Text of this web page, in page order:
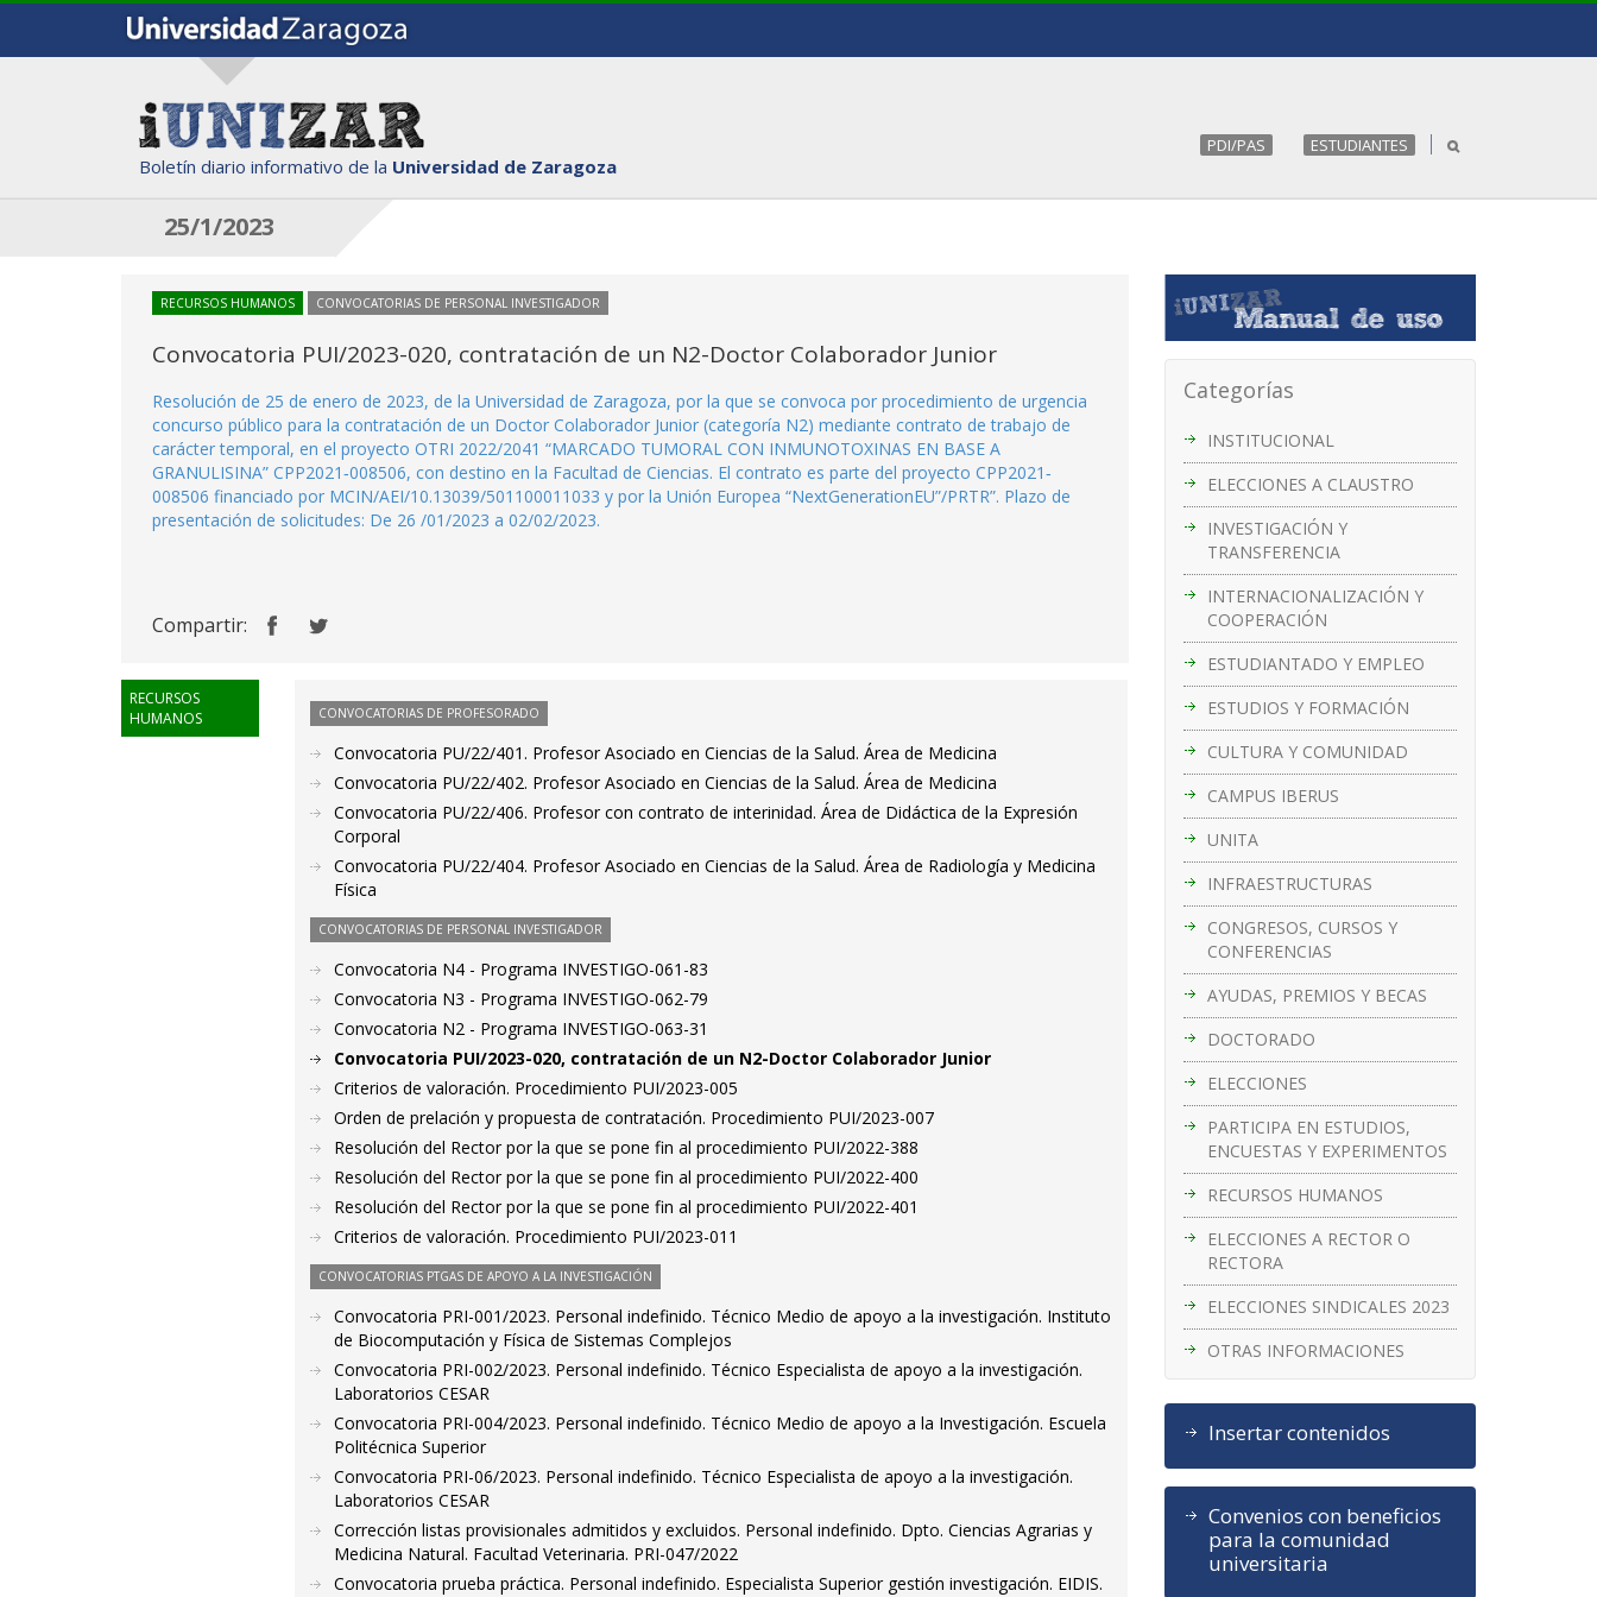
Boletín diario informativo de la Universidad de Zaragoza
PDI/PAS ESTUDIANTES
25/1/2023
Categorías
INSTITUCIONAL
ELECCIONES A CLAUSTRO
INVESTIGACIÓN Y
TRANSFERENCIA
INTERNACIONALIZACIÓN Y
COOPERACIÓN
ESTUDIANTADO Y EMPLEO
ESTUDIOS Y FORMACIÓN
CULTURA Y COMUNIDAD
CAMPUS IBERUS
UNITA
INFRAESTRUCTURAS
CONGRESOS, CURSOS Y
CONFERENCIAS
AYUDAS, PREMIOS Y BECAS
DOCTORADO
ELECCIONES
PARTICIPA EN ESTUDIOS,
ENCUESTAS Y EXPERIMENTOS
RECURSOS HUMANOS
ELECCIONES A RECTOR O
RECTORA
ELECCIONES SINDICALES 2023
OTRAS INFORMACIONES
Insertar contenidos
Convenios con beneficios
para la comunidad
universitaria
RECURSOS HUMANOS CONVOCATORIAS DE PERSONAL INVESTIGADOR
Convocatoria PUI/2023-020, contratación de un N2-Doctor Colaborador Junior
Resolución de 25 de enero de 2023, de la Universidad de Zaragoza, por la que se convoca por procedimiento de urgencia
concurso público para la contratación de un Doctor Colaborador Junior (categoría N2) mediante contrato de trabajo de
carácter temporal, en el proyecto OTRI 2022/2041 “MARCADO TUMORAL CON INMUNOTOXINAS EN BASE A
GRANULISINA” CPP2021‐008506, con destino en la Facultad de Ciencias. El contrato es parte del proyecto CPP2021‐
008506 financiado por MCIN/AEI/10.13039/501100011033 y por la Unión Europea “NextGenerationEU”/PRTR”. Plazo de
presentación de solicitudes: De 26 /01/2023 a 02/02/2023.
Compartir:
RECURSOS
HUMANOS
CONVOCATORIAS DE PROFESORADO
Convocatoria PU/22/401. Profesor Asociado en Ciencias de la Salud. Área de Medicina
Convocatoria PU/22/402. Profesor Asociado en Ciencias de la Salud. Área de Medicina
Convocatoria PU/22/406. Profesor con contrato de interinidad. Área de Didáctica de la Expresión
Corporal
Convocatoria PU/22/404. Profesor Asociado en Ciencias de la Salud. Área de Radiología y Medicina
Física
CONVOCATORIAS DE PERSONAL INVESTIGADOR
Convocatoria N4 - Programa INVESTIGO-061-83
Convocatoria N3 - Programa INVESTIGO-062-79
Convocatoria N2 - Programa INVESTIGO-063-31
Convocatoria PUI/2023-020, contratación de un N2-Doctor Colaborador Junior
Criterios de valoración. Procedimiento PUI/2023-005
Orden de prelación y propuesta de contratación. Procedimiento PUI/2023-007
Resolución del Rector por la que se pone fin al procedimiento PUI/2022-388
Resolución del Rector por la que se pone fin al procedimiento PUI/2022-400
Resolución del Rector por la que se pone fin al procedimiento PUI/2022-401
Criterios de valoración. Procedimiento PUI/2023-011
CONVOCATORIAS PTGAS DE APOYO A LA INVESTIGACIÓN
Convocatoria PRI-001/2023. Personal indefinido. Técnico Medio de apoyo a la investigación. Instituto
de Biocomputación y Física de Sistemas Complejos
Convocatoria PRI-002/2023. Personal indefinido. Técnico Especialista de apoyo a la investigación.
Laboratorios CESAR
Convocatoria PRI-004/2023. Personal indefinido. Técnico Medio de apoyo a la Investigación. Escuela
Politécnica Superior
Convocatoria PRI-06/2023. Personal indefinido. Técnico Especialista de apoyo a la investigación.
Laboratorios CESAR
Corrección listas provisionales admitidos y excluidos. Personal indefinido. Dpto. Ciencias Agrarias y
Medicina Natural. Facultad Veterinaria. PRI-047/2022
Convocatoria prueba práctica. Personal indefinido. Especialista Superior gestión investigación. EIDIS.